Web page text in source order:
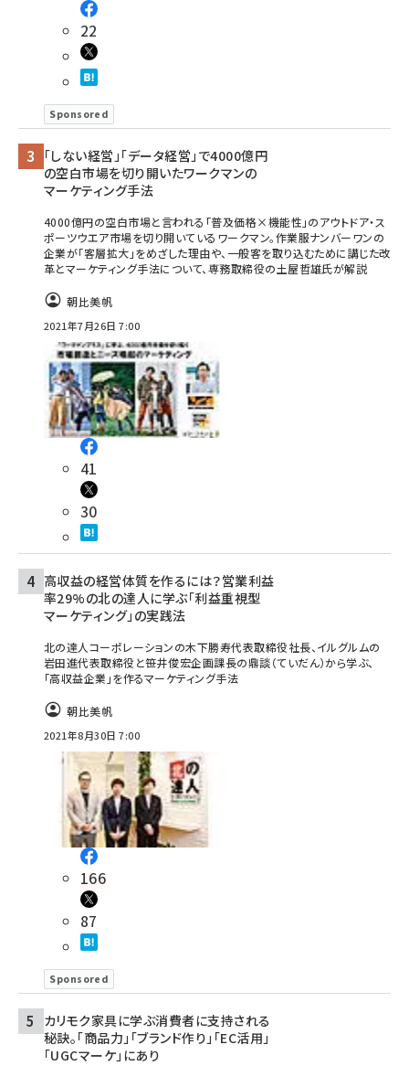
22
Sponsored
「しない経営」「データ経営」で4000億円
の空白市場を切り開いたワークマンの
マーケティング手法
4000億円の空白市場と言われる「普及価格×機能性」のアウトドア・ス
ポーツウエア市場を切り開いているワークマン。作業服ナンバーワンの
企業が「客層拡大」をめざした理由や、一般客を取り込むために講じた改
革とマーケティング手法について、専務取締役の土屋哲雄氏が解説
朝比美帆
2021年7月26日 7:00
41
30
高収益の経営体質を作るには？営業利益
率29%の北の達人に学ぶ「利益重視型
マーケティング」の実践法
北の達人コーポレーションの木下勝寿代表取締役社長、イルグルムの
岩田進代表取締役と笹井俊宏企画課長の鼎談（ていだん）から学ぶ、
「高収益企業」を作るマーケティング手法
朝比美帆
2021年8月30日 7:00
166
87
Sponsored
カリモク家具に学ぶ消費者に支持される
秘訣。「商品力」「ブランド作り」「EC活用」
「UGCマーケ」にあり